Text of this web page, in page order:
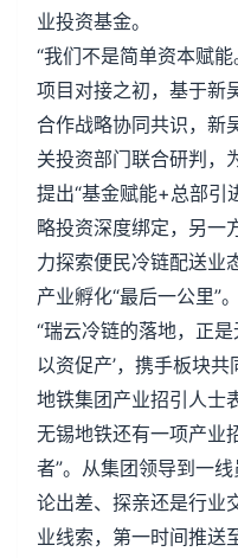
业投资基金。
“我们不是简单资本赋
项目对接之初，基于新
合作战略协同共识，新
关投资部门联合研判，
提出“基金赋能+总部引
略投资深度绑定，另一
力探索便民冷链配送业
产业孵化“最后一公里”。
“瑞云冷链的落地，正是
以资促产’，携手板块
地铁集团产业招引人士
无锡地铁还有一项产业
者”。从集团领导到一
论出差、探亲还是行业
业线索，第一时间推送